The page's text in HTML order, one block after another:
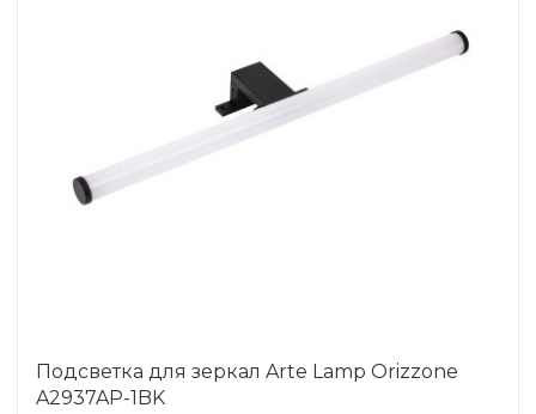
Подсветка для зеркал Arte Lamp Orizzone
A2937AP-1BK